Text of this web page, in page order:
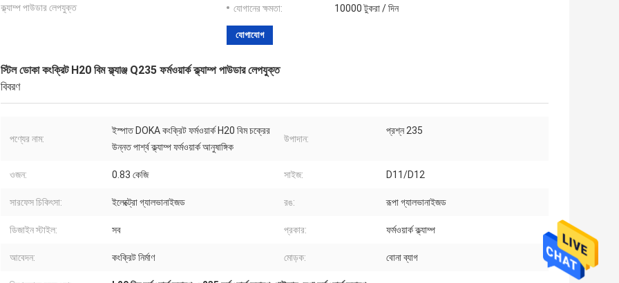
ক্ল্যাম্প পাউডার লেপযুক্ত
যোগানের ক্ষমতা:
10000 টুকরা / দিন
যোগাযোগ
স্টিল ডোকা কংক্রিট H20 বিম ফ্ল্যাঞ্জ Q235 ফর্মওয়ার্ক ক্ল্যাম্প পাউডার লেপযুক্ত
বিবরণ
পণ্যের নাম:
ইস্পাত DOKA কংক্রিট ফর্মওয়ার্ক H20 বিম চক্রের
উন্নত পার্শ্ব ক্ল্যাম্প ফর্মওয়ার্ক আনুষাঙ্গিক
উপাদান:
প্রশ্ন 235
ওজন: 0.83 কেজি সাইজ: D11/D12
সারফেস চিকিৎসা: ইলেক্ট্রো গ্যালভানাইজড রঙ: রূপা গ্যালভানাইজড
ডিজাইন স্টাইল: সব প্রকার: ফর্মওয়ার্ক ক্ল্যাম্প
আবেদন: কংক্রিট নির্মাণ মোড়ক: বোনা ব্যাগ